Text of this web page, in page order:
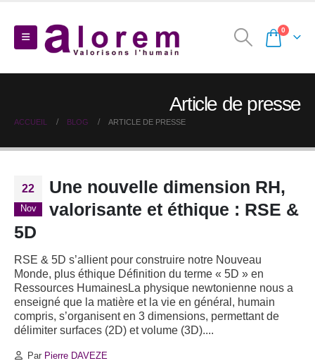
0
Article de presse
ACCUEIL BLOG ARTICLE DE PRESSE
22
Nov
Une nouvelle dimension RH,
valorisante et éthique : RSE &
5D
RSE & 5D s’allient pour construire notre Nouveau
Monde, plus éthique Définition du terme « 5D » en
Ressources HumainesLa physique newtonienne nous a
enseigné que la matière et la vie en général, humain
compris, s’organisent en 3 dimensions, permettant de
délimiter surfaces (2D) et volume (3D)....
Par Pierre DAVEZE